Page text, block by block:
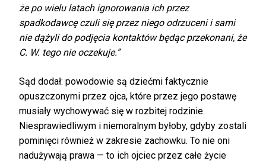
że po wielu latach ignorowania ich przez
spadkodawcę czuli się przez niego odrzuceni i sami
nie dążyli do podjęcia kontaktów będąc przekonani, że
C. W. tego nie oczekuje.”
Sąd dodał: powodowie są dziećmi faktycznie
opuszczonymi przez ojca, które przez jego postawę
musiały wychowywać się w rozbitej rodzinie.
Niesprawiedliwym i niemoralnym byłoby, gdyby zostali
pominięci również w zakresie zachowku. To nie oni
nadużywają prawa — to ich ojciec przez całe życie